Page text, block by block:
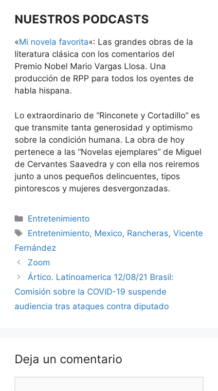
NUESTROS PODCASTS
«Mi novela favorita«: Las grandes obras de la
literatura clásica con los comentarios del
Premio Nobel Mario Vargas Llosa. Una
producción de RPP para todos los oyentes de
habla hispana.
Lo extraordinario de “Rinconete y Cortadillo” es
que transmite tanta generosidad y optimismo
sobre la condición humana. La obra de hoy
pertenece a las “Novelas ejemplares” de Miguel
de Cervantes Saavedra y con ella nos reiremos
junto a unos pequeños delincuentes, tipos
pintorescos y mujeres desvergonzadas.
Categorías
Entretenimiento
Etiquetas
Entretenimiento, Mexico, Rancheras,Vicente
Fernández
Zoom
Ártico. Latinoamerica 12/08/21 Brasil:
Comisión sobre la COVID-19 suspende
audiencia tras ataques contra diputado
Deja un comentario